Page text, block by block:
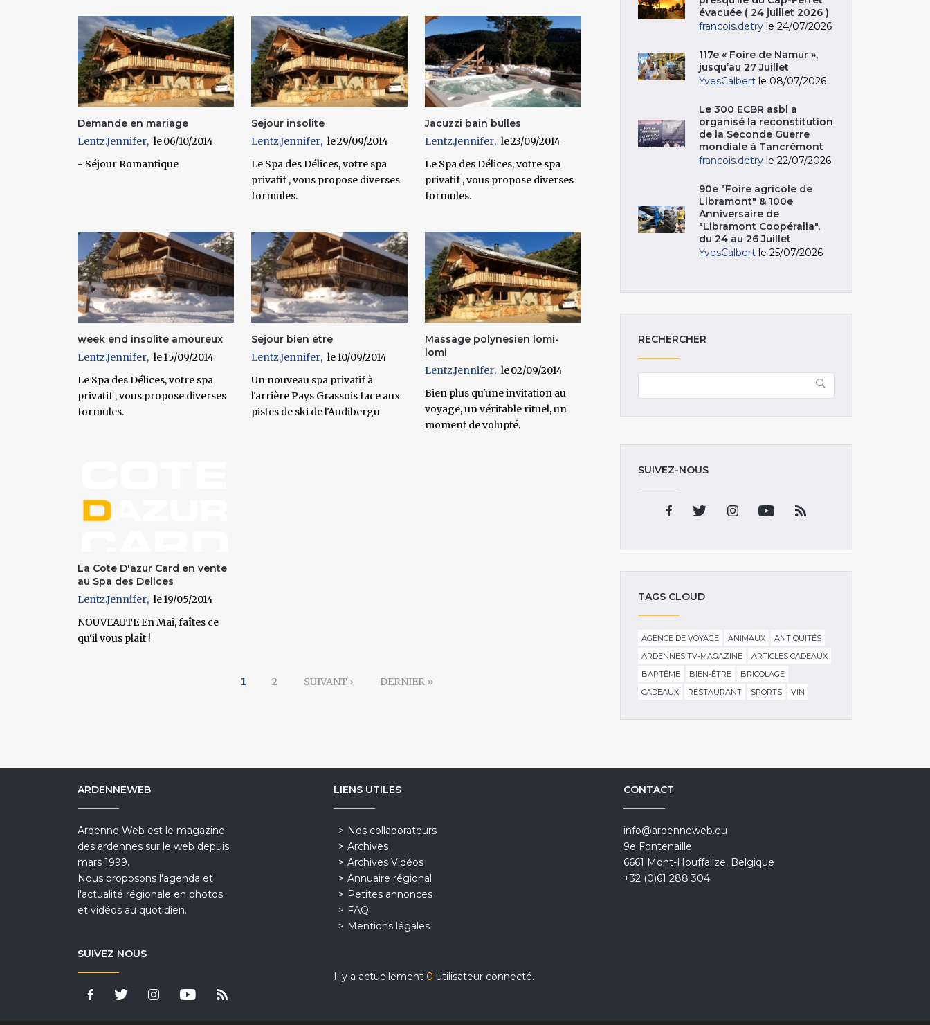
Demande en mariage
Lentz.Jennifer
06/10/2014
- Séjour Romantique
Sejour insolite
Lentz.Jennifer
29/09/2014
Le Spa des Délices, votre spa
privatif , vous propose diverses
formules.
Jacuzzi bain bulles
Lentz.Jennifer
23/09/2014
Le Spa des Délices, votre spa
privatif , vous propose diverses
formules.
week end insolite amoureux
Lentz.Jennifer
15/09/2014
Le Spa des Délices, votre spa
privatif , vous propose diverses
formules.
Sejour bien etre
Lentz.Jennifer
10/09/2014
Un nouveau spa privatif à
l'arrière Pays Grassois face aux
pistes de ski de l'Audibergu
Massage polynesien lomi-
lomi
Lentz.Jennifer
02/09/2014
Bien plus qu'une invitation au
voyage, un véritable rituel, un
moment de volupté.
La Cote D'azur Card en vente
au Spa des Delices
Lentz.Jennifer
19/05/2014
NOUVEAUTE En Mai, faîtes ce
qu'il vous plaît !
1 2 SUIVANT › DERNIER »
évacuée ( 24 juillet 2026 )
francois.detry le 24/07/2026
117e « Foire de Namur »,
jusqu’au 27 Juillet
YvesCalbert le 08/07/2026
Le 300 ECBR asbl a
organisé la reconstitution
de la Seconde Guerre
mondiale à Tancrémont
francois.detry le 22/07/2026
90e "Foire agricole de
Libramont" & 100e
Anniversaire de
"Libramont Coopéralia",
du 24 au 26 Juillet
YvesCalbert le 25/07/2026
RECHERCHER
SUIVEZ-NOUS
TAGS CLOUD
AGENCE DE VOYAGE ANIMAUX
ANTIQUITÉS
ARDENNES TV-MAGAZINE
ARTICLES CADEAUX
BAPTÊME
BIEN-ÊTRE
BRICOLAGE
CADEAUX
RESTAURANT SPORTS VIN
ARDENNEWEB
Ardenne Web est le magazine
des ardennes sur le web depuis
mars 1999.
Nous proposons l'agenda et
l'actualité régionale en photos
et vidéos au quotidien.
SUIVEZ NOUS
LIENS UTILES
Nos collaborateurs
Archives
Archives Vidéos
Annuaire régional
Petites annonces
FAQ
Mentions légales
Il y a actuellement 0 utilisateur connecté.
CONTACT
info@ardenneweb.eu
9e Fontenaille
6661 Mont-Houffalize, Belgique
+32 (0)61 288 304